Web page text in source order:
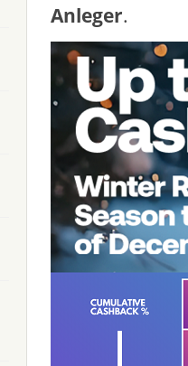
Anleger.